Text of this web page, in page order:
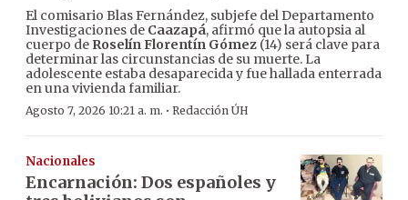
El comisario Blas Fernández, subjefe del Departamento
Investigaciones de Caazapá, afirmó que la autopsia al
cuerpo de Roselín Florentín Gómez (14) será clave para
determinar las circunstancias de su muerte. La
adolescente estaba desaparecida y fue hallada enterrada
en una vivienda familiar.
Agosto 7, 2026 10:21 a. m. · Redacción ÚH
Nacionales
Encarnación: Dos españoles y